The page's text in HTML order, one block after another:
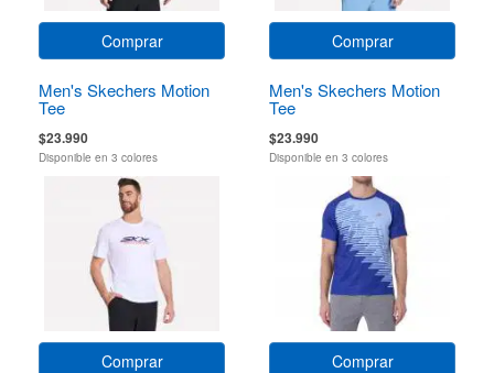
Comprar
Men's Skechers Motion
Tee
$23.990
Disponible en 3 colores
Comprar
Men's Skechers Motion
Tee
$23.990
Disponible en 3 colores
Comprar Comprar